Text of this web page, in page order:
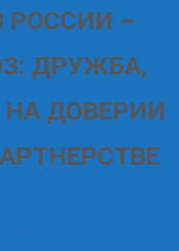
–
ДРУЖБА,
ДОВЕРИИ